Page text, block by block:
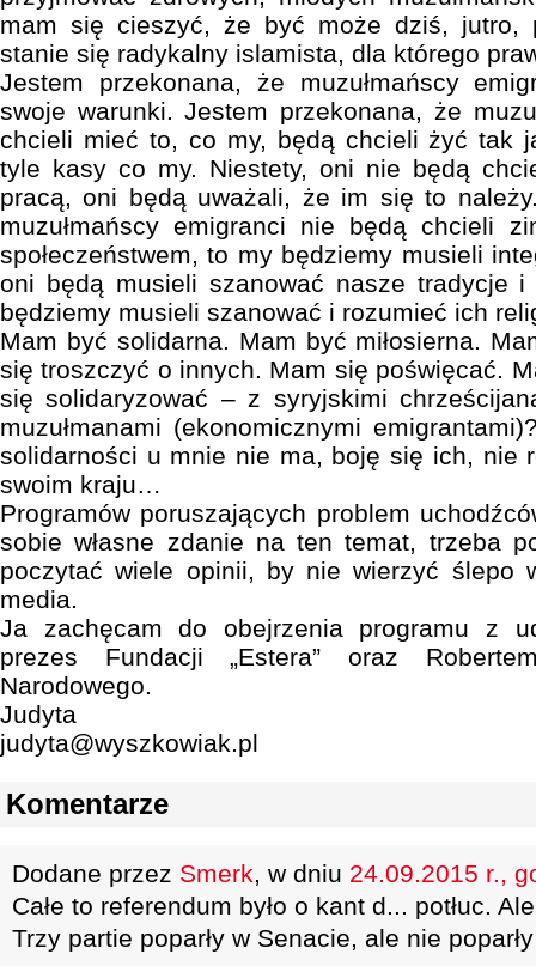
mam się cieszyć, że być może dziś, jutro,
stanie się radykalny islamista, dla którego
Jestem przekonana, że muzułmańscy
swoje warunki. Jestem przekonana, że
chcieli mieć to, co my, będą chcieli żyć tak
tyle kasy co my. Niestety, oni nie będą
pracą, oni będą uważali, że im się to
muzułmańscy emigranci nie będą chcieli
społeczeństwem, to my będziemy musieli
oni będą musieli szanować nasze tradycje
będziemy musieli szanować i rozumieć ich
Mam być solidarna. Mam być miłosierna.
się troszczyć o innych. Mam się poświęcać.
się solidaryzować – z syryjskimi
muzułmanami (ekonomicznymi
solidarności u mnie nie ma, boję się ich, nie
swoim kraju…
Programów poruszających problem
sobie własne zdanie na ten temat, trzeba
poczytać wiele opinii, by nie wierzyć ślepo
media.
Ja zachęcam do obejrzenia programu z
prezes Fundacji „Estera” oraz
Narodowego.
Judyta
judyta@wyszkowiak.pl
Komentarze
Dodane przez Smerk, w dniu 24.09.2015 r.,
Całe to referendum było o kant d... potłuc.
Trzy partie poparły w Senacie, ale nie